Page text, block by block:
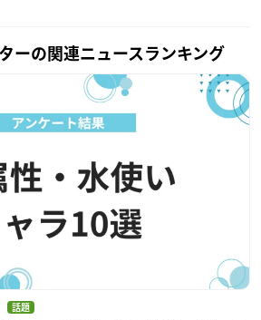
ーの関連ニュースランキング
話題